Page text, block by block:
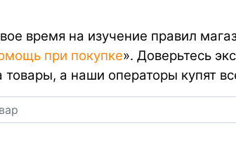
время на изучение правил
при покупке». Доверьтесь
товары, а наши операторы купят